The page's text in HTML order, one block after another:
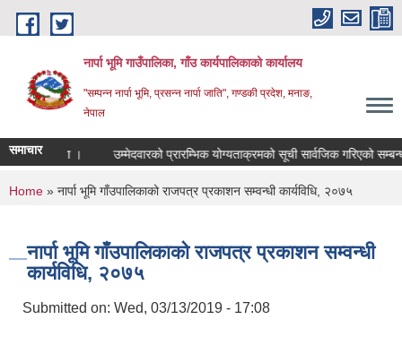
Skip to main content
नार्पा भूमि गाउँपालिका, गाँउ कार्यपालिकाको कार्यालय
"सम्पन्न नार्पा भूमि, प्रसन्न नार्पा जाति", गण्डकी प्रदेश, मनाङ,
नेपाल
समाचार
सम्बन्धमा । उम्मेदवारको प्रारम्भिक योग्यताक्रमको सूची सार्वजिक गरिएको
You are here
Home » नार्पा भूमि गाँउपालिकाको राजपत्र प्रकाशन सम्वन्धी कार्यविधि, २०७५
नार्पा भूमि गाँउपालिकाको राजपत्र प्रकाशन सम्वन्धी
कार्यविधि, २०७५
Submitted on: Wed, 03/13/2019 - 17:08